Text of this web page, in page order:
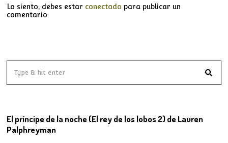
Lo siento, debes estar conectado para publicar un
comentario.
El príncipe de la noche (El rey de los lobos 2) de Lauren
Palphreyman